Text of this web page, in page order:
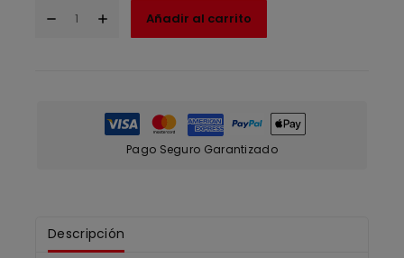
Añadir al carrito
Pago Seguro Garantizado
Descripción